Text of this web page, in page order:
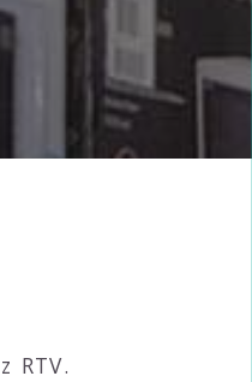
RTV.